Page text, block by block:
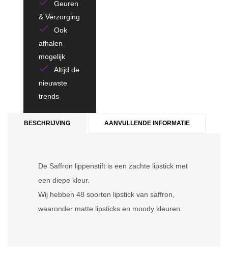
Geuren
& Verzorging
Ook
afhalen
mogelijk
Altijd de
nieuwste
trends
BESCHRIJVING AANVULLENDE INFORMATIE
De Saffron lippenstift is een zachte lipstick met
een diepe kleur.
Wij hebben 48 soorten lipstick van saffron,
waaronder matte lipsticks en moody kleuren.